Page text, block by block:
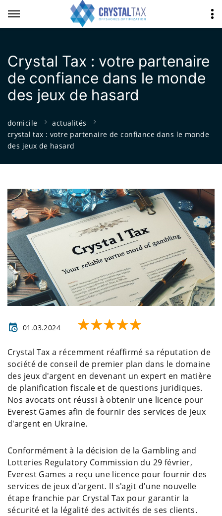
Crystal Tax : votre partenaire
de confiance dans le monde
des jeux de hasard
domicile
actualités
crystal tax : votre partenaire de confiance dans le monde
des jeux de hasard
01.03.2024
Crystal Tax a récemment réaffirmé sa réputation de
société de conseil de premier plan dans le domaine
des jeux d'argent en devenant un expert en matière
de planification fiscale et de questions juridiques.
Nos avocats ont réussi à obtenir une licence pour
Everest Games afin de fournir des services de jeux
d'argent en Ukraine.
Conformément à la décision de la Gambling and
Lotteries Regulatory Commission du 29 février,
Everest Games a reçu une licence pour fournir des
services de jeux d'argent. Il s'agit d'une nouvelle
étape franchie par Crystal Tax pour garantir la
sécurité et la légalité des activités de ses clients.